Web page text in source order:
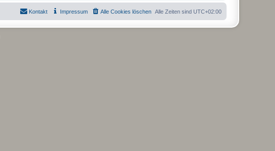
Alle Zeiten sind UTC+02:00
Alle Cookies löschen
Impressum
Kontakt